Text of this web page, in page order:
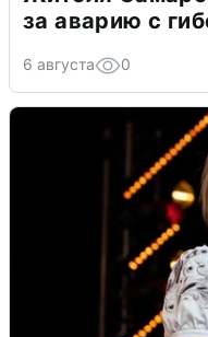
за аварию с
6 августа 0